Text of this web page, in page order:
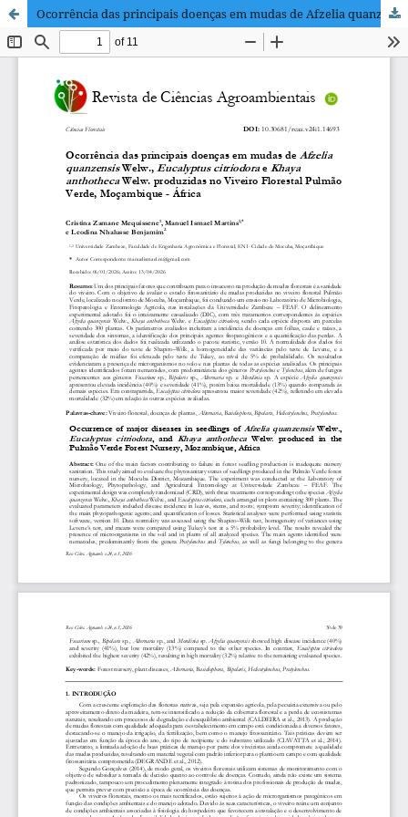
Ocorrência das principais doenças em mudas de Afzelia quanzensis Welw., Eucalyptus citriodora e Khaya anthotheca Welw. produzidas no Viveiro Florestal Pulmão Verde, Moçambique - África